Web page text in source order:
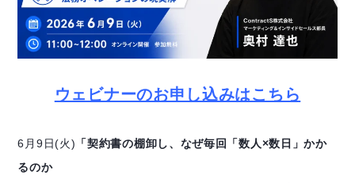
ウェビナーのお申し込みはこちら
6月9日(火) 「契約書の棚卸し、なぜ毎回「数人×数日」かか
るのか